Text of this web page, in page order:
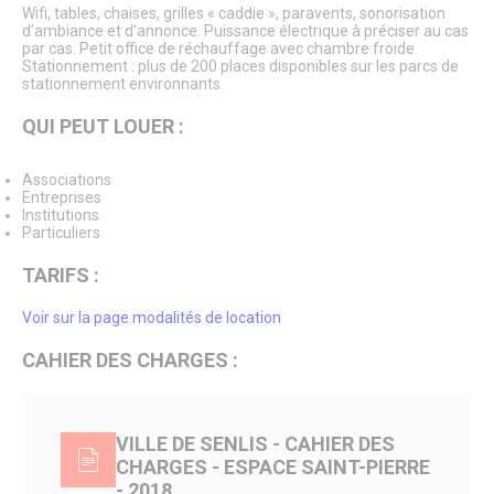
Citoyenneté – État Civil
État Civil
Demandes d’actes
Élections
Le Grand Débat National
Mes démarches
Les services municipaux
Services Espaces verts
Urbanisme
Service Citoyenneté – Etat Civil
Service jeunesse – Spot
Les permanences de médiation
Fonds de dotation
CADRE DE VIE
Wifi, tables, chaises, grilles « caddie », paravents, sonorisation
d’ambiance et d’annonce. Puissance électrique à préciser au cas
par cas. Petit office de réchauffage avec chambre froide.
Stationnement : plus de 200 places disponibles sur les parcs de
stationnement environnants.
QUI PEUT LOUER :
Associations
Entreprises
Institutions
Particuliers
TARIFS :
Voir sur la page modalités de location
CAHIER DES CHARGES :
VILLE DE SENLIS - CAHIER DES
CHARGES - ESPACE SAINT-PIERRE